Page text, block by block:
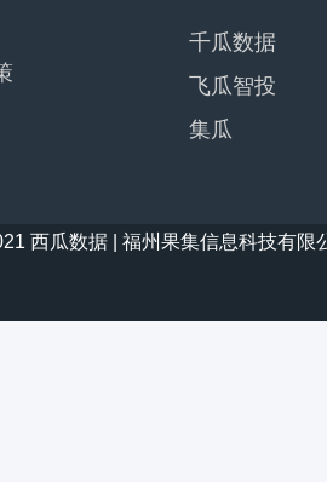
千瓜数据
飞瓜智投
集瓜
西瓜数据 | 福州果集信息科技有限